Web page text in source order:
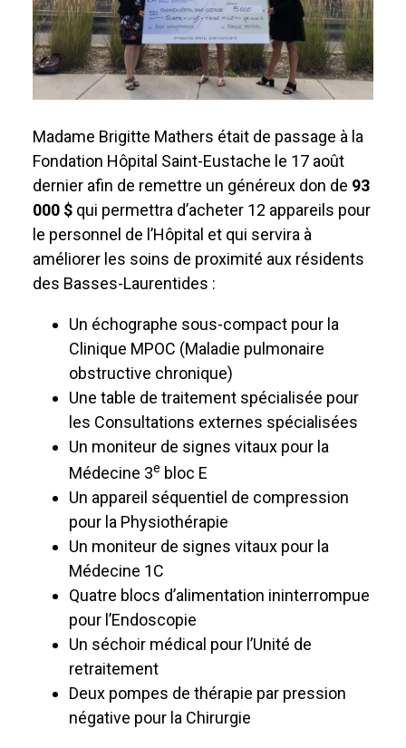
Madame Brigitte Mathers était de passage à la
Fondation Hôpital Saint-Eustache le 17 août
dernier afin de remettre un généreux don de 93
000 $ qui permettra d’acheter 12 appareils pour
le personnel de l’Hôpital et qui servira à
améliorer les soins de proximité aux résidents
des Basses-Laurentides :
Un échographe sous-compact pour la
Clinique MPOC (Maladie pulmonaire
obstructive chronique)
Une table de traitement spécialisée pour
les Consultations externes spécialisées
Un moniteur de signes vitaux pour la
Médecine 3e bloc E
Un appareil séquentiel de compression
pour la Physiothérapie
Un moniteur de signes vitaux pour la
Médecine 1C
Quatre blocs d’alimentation ininterrompue
pour l’Endoscopie
Un séchoir médical pour l’Unité de
retraitement
Deux pompes de thérapie par pression
négative pour la Chirurgie